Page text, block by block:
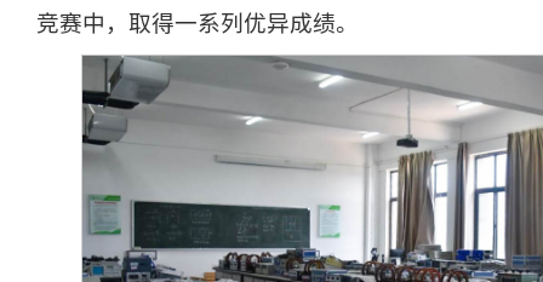
竞赛中，取得一系列优异成绩。